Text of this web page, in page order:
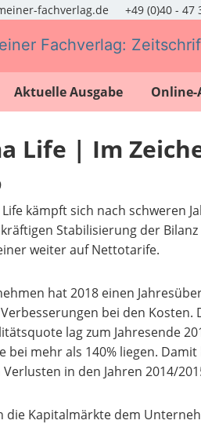
fachverlag.de +49 (0)40 - 47
Aktuelle Ausgabe
Life | Im
kämpft sich nach schweren
Stabilisierung der
weiter auf Nettotarife.
hat 2018 einen
bei den Kosten.
lag zum Jahresende
bei mehr als 140% liegen.
in den Jahren 2014/
die Kapitalmärkte dem